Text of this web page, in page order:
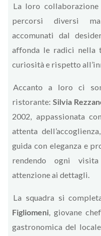
La loro
percorsi diversi ma
accomunati dal
affonda le radici nella
curiosità e rispetto
Accanto a loro ci
ristorante:Silvia
2002, appassionata
attenta
guida con eleganza e
rendendo ogni
attenzione ai dettagli.
La squadra si
Figliomeni, giovane
gastronomica del